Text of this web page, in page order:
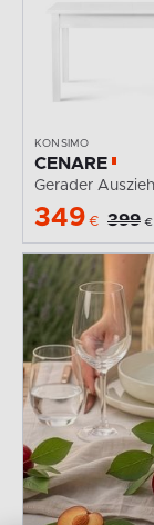
KONSIMO
CENARE
349 € 399 €